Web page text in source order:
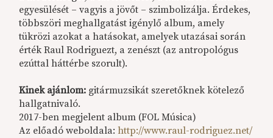
egyesülését – vagyis a jövőt – szimbolizálja. Érdekes,
többszöri meghallgatást igénylő album, amely
tükrözi azokat a hatásokat, amelyek utazásai során
érték Raul Rodriguezt, a zenészt (az antropológus
ezúttal háttérbe szorult).
Kinek ajánlom: gitármuzsikát szeretőknek kötelező
hallgatnivaló.
2017-ben megjelent album (FOL Música)
Az előadó weboldala:http://www.raul-rodriguez.net/